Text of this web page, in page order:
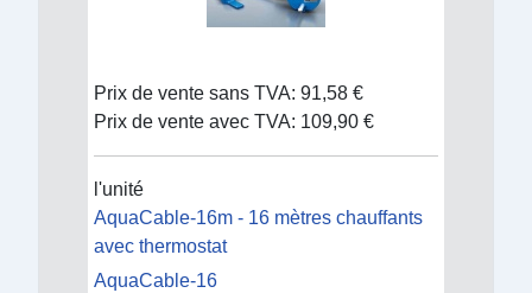
Prix de vente sans TVA: 91,58 €
Prix de vente avec TVA: 109,90 €
l'unité
AquaCable-16m - 16 mètres chauffants
avec thermostat
AquaCable-16